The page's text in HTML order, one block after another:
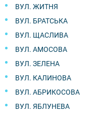
ВУЛ. ЖИТНЯ
ВУЛ. БРАТСЬКА
ВУЛ. ЩАСЛИВА
ВУЛ. АМОСОВА
ВУЛ. ЗЕЛЕНА
ВУЛ. КАЛИНОВА
ВУЛ. АБРИКОСОВА
ВУЛ. ЯБЛУНЕВА